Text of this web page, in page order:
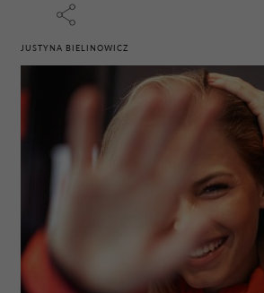
JUSTYNA BIELINOWICZ